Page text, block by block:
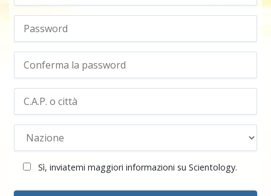
Sì, inviatemi maggiori informazioni su Scientology.